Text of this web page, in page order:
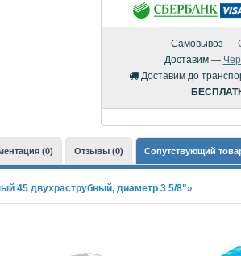
Самовывоз —
Доставим —
Доставим до
(0) Отзывы (0) Сопутствующий
45 двухраструбный, диаметр 3 5/8"»